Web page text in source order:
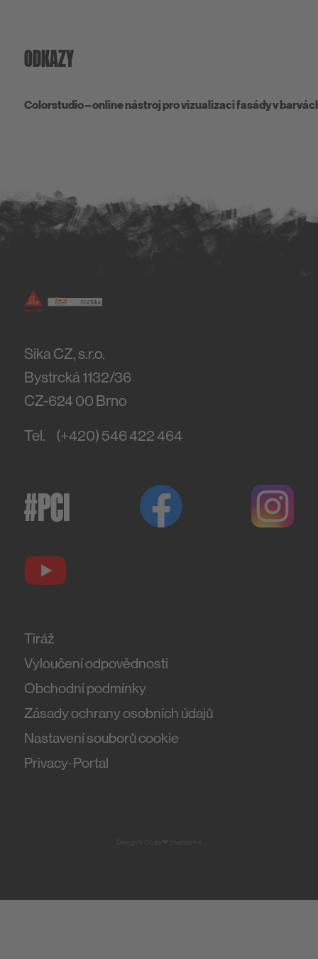
ODKAZY
Colorstudio – online nástroj pro vizualizaci fasády v
Sika CZ, s.r.o.
Bystrcká 1132/36
CZ-624 00 Brno
Tel. (+420) 546 422 464
#PCI
Tiráž
Vyloučení odpovědnosti
Obchodní podmínky
Zásady ochrany osobních údajů
Nastavení souborů cookie
Privacy-Portal